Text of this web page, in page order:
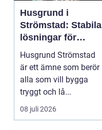
Husgrund i
Strömstad: Stabila
lösningar för
boende vid kusten
Husgrund Strömstad
är ett ämne som berör
alla som vill bygga
tryggt och lå...
08 juli 2026